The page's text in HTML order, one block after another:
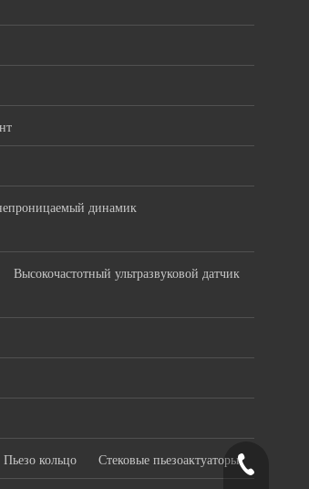
динамик
Высокочастотный ультразвуковой датчик
Пьезо кольцо Стековые пьезоактуаторы+86-519-